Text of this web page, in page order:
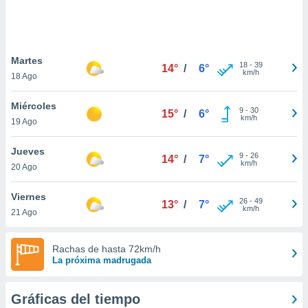
únicos
similares
como
sitio
de
posible
traten tus
en
Para
su
Martes
18 Ago
14° / 6° 18- 39
km/h
Miércoles
19 Ago
15° / 6° 9- 30
km/h
Jueves
20 Ago
14° / 7° 9- 26
km/h
Viernes
21 Ago
13° / 7° 26- 49
km/h
Rachas de hasta 72km/h
La próxima madrugada
Gráficas del tiempo